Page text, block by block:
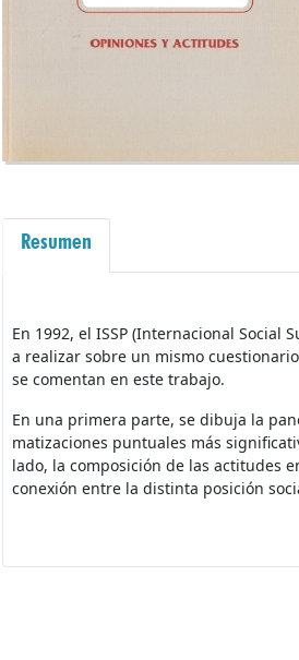
Resumen
En 1992, el ISSP (Internacional Social
a realizar sobre un mismo
se comentan en este trabajo.
En una primera parte, se dibuja la
matizaciones puntuales más
lado, la composición de las actitudes
conexión entre la distinta posición